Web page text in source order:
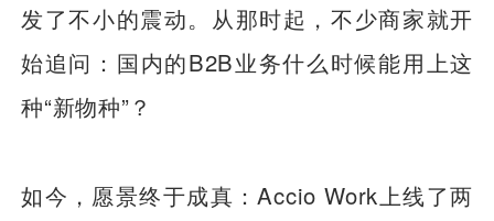
发了不小的震动。从那时起，不少商家就开
始追问：国内的B2B业务什么时候能用上这
种“新物种”？
如今，愿景终于成真：Accio Work上线了两